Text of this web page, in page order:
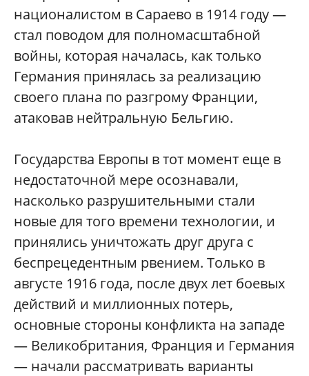
националистом в Сараево в 1914 году —
стал поводом для полномасштабной
войны, которая началась, как только
Германия принялась за реализацию
своего плана по разгрому Франции,
атаковав нейтральную Бельгию.
Государства Европы в тот момент еще в
недостаточной мере осознавали,
насколько разрушительными стали
новые для того времени технологии, и
принялись уничтожать друг друга с
беспрецедентным рвением. Только в
августе 1916 года, после двух лет боевых
действий и миллионных потерь,
основные стороны конфликта на западе
— Великобритания, Франция и Германия
— начали рассматривать варианты